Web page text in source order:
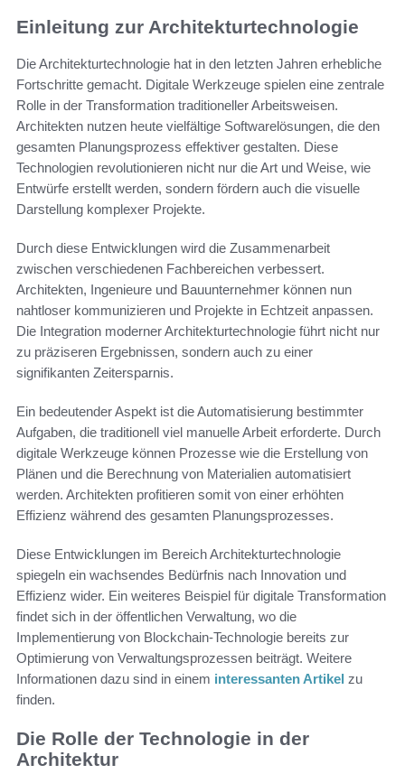
Einleitung zur Architekturtechnologie
Die Architekturtechnologie hat in den letzten Jahren erhebliche
Fortschritte gemacht. Digitale Werkzeuge spielen eine zentrale
Rolle in der Transformation traditioneller Arbeitsweisen.
Architekten nutzen heute vielfältige Softwarelösungen, die den
gesamten Planungsprozess effektiver gestalten. Diese
Technologien revolutionieren nicht nur die Art und Weise, wie
Entwürfe erstellt werden, sondern fördern auch die visuelle
Darstellung komplexer Projekte.
Durch diese Entwicklungen wird die Zusammenarbeit
zwischen verschiedenen Fachbereichen verbessert.
Architekten, Ingenieure und Bauunternehmer können nun
nahtloser kommunizieren und Projekte in Echtzeit anpassen.
Die Integration moderner Architekturtechnologie führt nicht nur
zu präziseren Ergebnissen, sondern auch zu einer
signifikanten Zeitersparnis.
Ein bedeutender Aspekt ist die Automatisierung bestimmter
Aufgaben, die traditionell viel manuelle Arbeit erforderte. Durch
digitale Werkzeuge können Prozesse wie die Erstellung von
Plänen und die Berechnung von Materialien automatisiert
werden. Architekten profitieren somit von einer erhöhten
Effizienz während des gesamten Planungsprozesses.
Diese Entwicklungen im Bereich Architekturtechnologie
spiegeln ein wachsendes Bedürfnis nach Innovation und
Effizienz wider. Ein weiteres Beispiel für digitale Transformation
findet sich in der öffentlichen Verwaltung, wo die
Implementierung von Blockchain-Technologie bereits zur
Optimierung von Verwaltungsprozessen beiträgt. Weitere
Informationen dazu sind in einem interessanten Artikel zu
finden.
Die Rolle der Technologie in der
Architektur